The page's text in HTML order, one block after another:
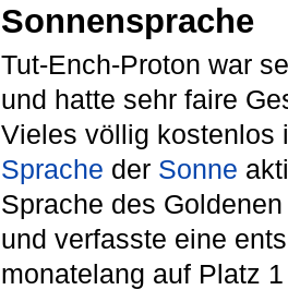
Sonnensprache
Tut-Ench-Proton war
und hatte sehr faire
Vieles völlig kostenlos
Sprache der Sonne
Sprache des
und verfasste eine
monatelang auf Platz